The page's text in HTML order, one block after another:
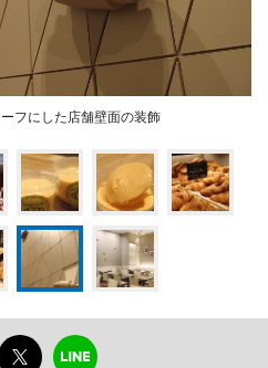
フにした店舗壁面の装飾